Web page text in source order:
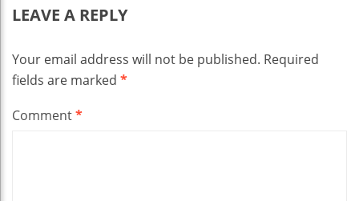
LEAVE A REPLY
Your email address will not be published. Required
fields are marked *
Comment*